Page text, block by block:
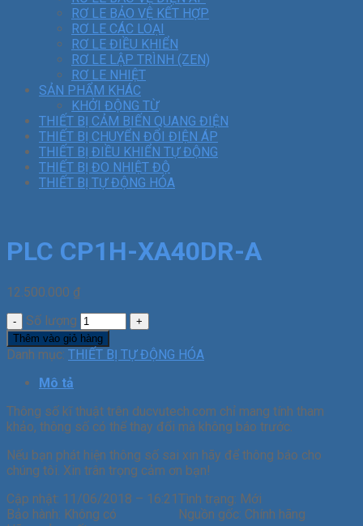
RƠ LE BẢO VỆ KẾT HỢP
RƠ LE CÁC LOẠI
RƠ LE ĐIỀU KHIỂN
RƠ LE LẬP TRÌNH (ZEN)
RƠ LE NHIỆT
SẢN PHẨM KHÁC
KHỞI ĐỘNG TỪ
THIẾT BỊ CẢM BIẾN QUANG ĐIỆN
THIẾT BỊ CHUYỂN ĐỔI ĐIỆN ÁP
THIẾT BỊ ĐIỀU KHIỂN TỰ ĐỘNG
THIẾT BỊ ĐO NHIỆT ĐỘ
THIẾT BỊ TỰ ĐỘNG HÓA
PLC CP1H-XA40DR-A
12.500.000 ₫
Số lượng
Thêm vào giỏ hàng
Danh mục: THIẾT BỊ TỰ ĐỘNG HÓA
Mô tả
Thông số kĩ thuật trên ducvutech.com chỉ mang tính tham
khảo, thông số có thể thay đổi mà không báo trước.
Nếu bạn phát hiện thông số sai xin hãy để thông báo cho
chúng tôi. Xin trân trọng cảm ơn bạn!
Cập nhật: 11/06/2018 – 16:21Tình trạng: Mới
Bảo hành: Không có
Nguồn gốc: Chính hãng